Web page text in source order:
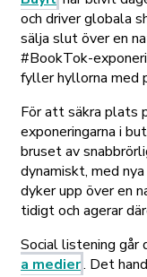
och driver globala
sälja slut över en
#BookTok-
fyller hyllorna med
För att säkra plats
exponeringarna i
bruset av
dynamiskt, med
dyker upp över en
tidigt och agerar
Social listening går
a medier. Det